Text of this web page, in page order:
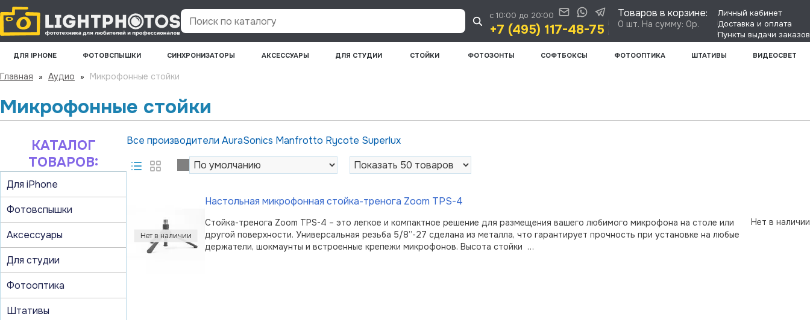
Поиск по каталогу
Личный кабинет
Доставка и оплата
Пункты выдачи заказов
Товаров в корзине:
0 шт. На сумму: 0р.
с 10:00 до 20:00
+7 (495) 117-48-75
ДЛЯ IPHONE ФОТОВСПЫШКИ СИНХРОНИЗАТОРЫ АКСЕССУАРЫ ДЛЯ СТУДИИ СТОЙКИ ФОТОЗОНТЫ СОФТБОКСЫ ФОТООПТИКА ШТАТИВЫ ВИДЕОСВЕТ
Главная » Аудио » Микрофонные стойки
Микрофонные стойки
КАТАЛОГ
ТОВАРОВ:
Для iPhone
Фотовспышки
Аксессуары
Для студии
Фотооптика
Штативы
Все производители AuraSonics Manfrotto Rycote Superlux
Настольная микрофонная стойка-тренога Zoom TPS-4
Стойка-тренога Zoom TPS-4 – это легкое и компактное решение для размещения вашего любимого микрофона на столе или
другой поверхности. Универсальная резьба 5/8”-27 сделана из металла, что гарантирует прочность при установке на любые
держатели, шокмаунты и встроенные крепежи микрофонов. Высота стойки …
Нет в наличии